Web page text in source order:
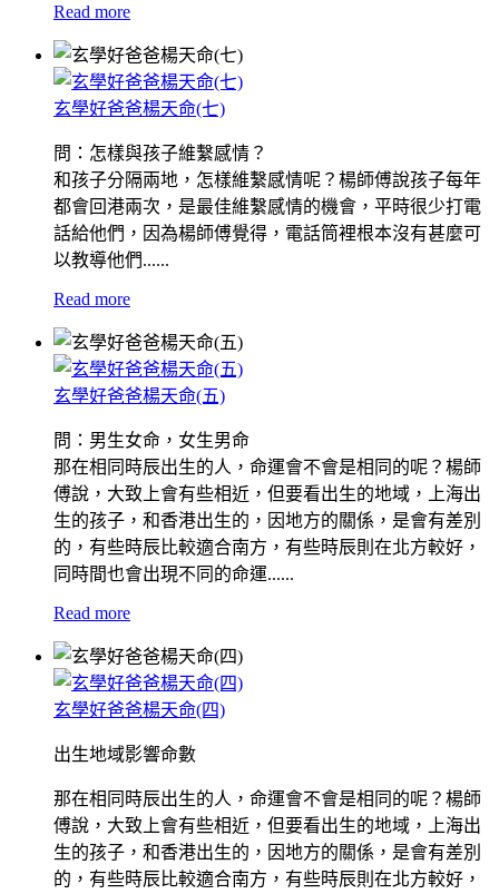
Read more
玄學好爸爸楊天命(七)
問：怎樣與孩子維繫感情？
和孩子分隔兩地，怎樣維繫感情呢？楊師傅說孩子每年
都會回港兩次，是最佳維繫感情的機會，平時很少打電
話給他們，因為楊師傅覺得，電話筒裡根本沒有甚麼可
以教導他們......
Read more
玄學好爸爸楊天命(五)
問：男生女命，女生男命
那在相同時辰出生的人，命運會不會是相同的呢？楊師
傅說，大致上會有些相近，但要看出生的地域，上海出
生的孩子，和香港出生的，因地方的關係，是會有差別
的，有些時辰比較適合南方，有些時辰則在北方較好，
同時間也會出現不同的命運......
Read more
玄學好爸爸楊天命(四)
出生地域影響命數
那在相同時辰出生的人，命運會不會是相同的呢？楊師
傅說，大致上會有些相近，但要看出生的地域，上海出
生的孩子，和香港出生的，因地方的關係，是會有差別
的，有些時辰比較適合南方，有些時辰則在北方較好，